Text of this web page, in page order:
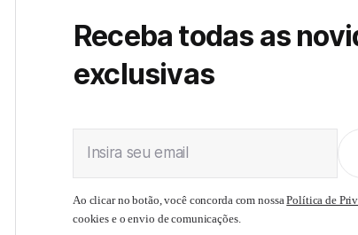
Receba todas as
exclusivas
Insira seu email
Ao clicar no botão, você concorda com nossaPolítica de
cookies e o envio de comunicações.